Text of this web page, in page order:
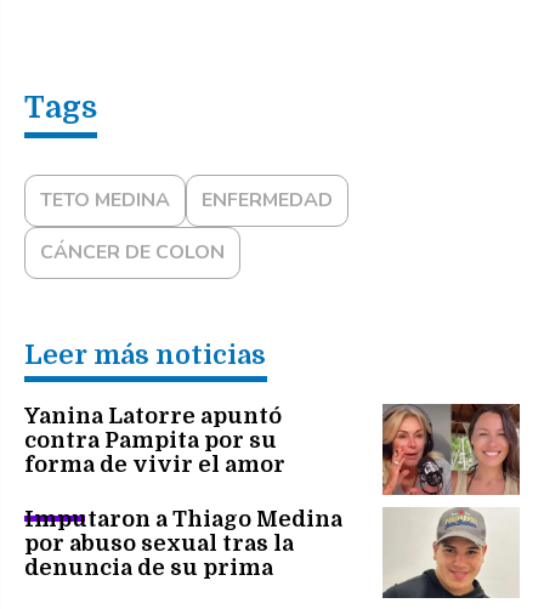
TETO MEDINA
ENFERMEDAD
CÁNCER DE COLON
Leer más noticias
Yanina Latorre apuntó
contra Pampita por su
forma de vivir el amor
Imputaron a Thiago Medina
por abuso sexual tras la
denuncia de su prima